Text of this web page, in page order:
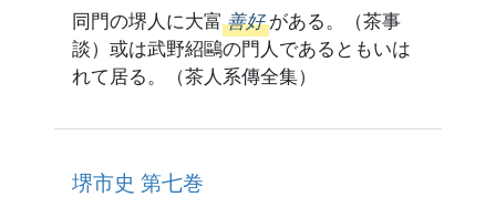
同門の堺人に大富 善好 がある。（茶事
談）或は武野紹鷗の門人であるともいは
れて居る。（茶人系傳全集）
堺市史 第七巻